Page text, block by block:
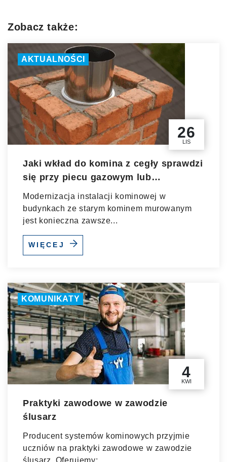
Zobacz także:
AKTUALNOŚCI
26
LIS
Jaki wkład do komina z cegły sprawdzi
się przy piecu gazowym lub
kondensacyjnym?
Modernizacja instalacji kominowej w
budynkach ze starym kominem murowanym
jest konieczna zawsze...
WIĘCEJ
KOMUNIKATY
4
KWI
Praktyki zawodowe w zawodzie
ślusarz
Producent systemów kominowych przyjmie
uczniów na praktyki zawodowe w zawodzie
ślusarz. Oferujemy:...